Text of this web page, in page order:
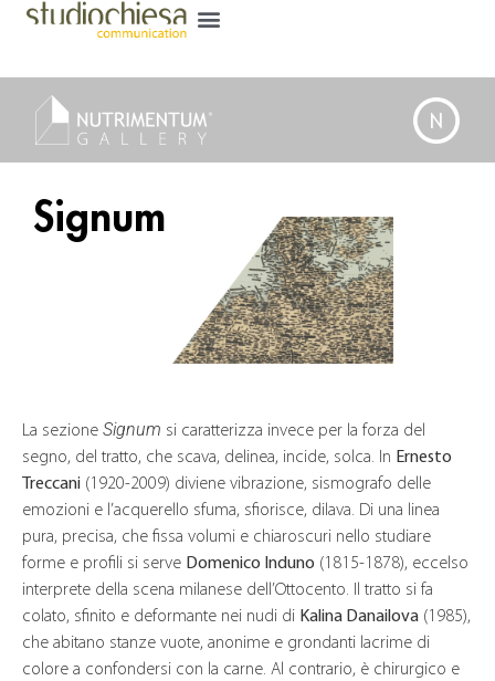
Signum
La sezione Signum si caratterizza invece per la forza del
segno, del tratto, che scava, delinea, incide, solca. In Ernesto
Treccani (1920-2009) diviene vibrazione, sismografo delle
emozioni e l’acquerello sfuma, sfiorisce, dilava. Di una linea
pura, precisa, che fissa volumi e chiaroscuri nello studiare
forme e profili si serve Domenico Induno (1815-1878), eccelso
interprete della scena milanese dell’Ottocento. Il tratto si fa
colato, sfinito e deformante nei nudi di Kalina Danailova (1985),
che abitano stanze vuote, anonime e grondanti lacrime di
colore a confondersi con la carne. Al contrario, è chirurgico e